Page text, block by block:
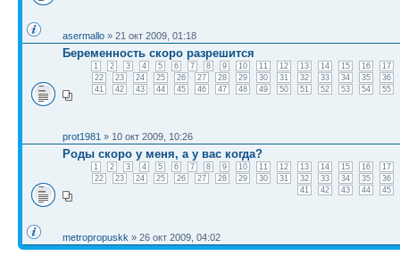
asermallo » 21 окт 2009, 01:18
Беременность скоро разрешится
1 2 3 4 5 6 7 8 9 10 11 12 13 14 15 16
17
22
23 24 25 26 27 28 29 30 31 32 33 34 35
36
41
42 43 44 45 46 47 48 49 50 51 52 53 54 55
prot1981 » 10 окт 2009, 10:26
Роды скоро у меня, а у вас когда?
1 2 3 4 5 6 7 8 9 10 11 12 13 14 15 16
17
22
23 24 25 26 27 28 29 30 31 32 33 34 35
36
41
42 43 44 45
metropropuskk » 26 окт 2009, 04:02